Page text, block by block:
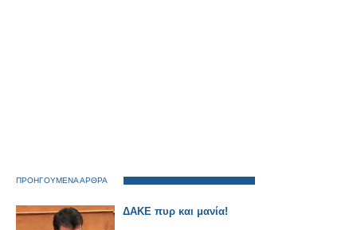
ΠΡΟΗΓΟΥΜΕΝΑ ΑΡΘΡΑ
ΔΑΚΕ πυρ και μανία!